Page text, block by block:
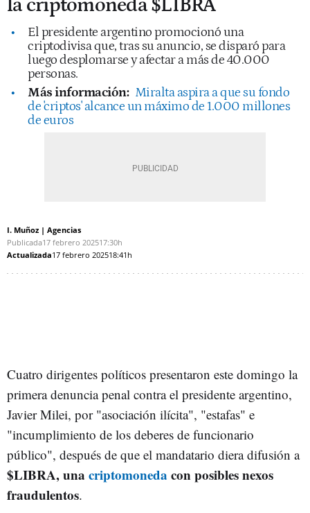
la criptomoneda $LIBRA
El presidente argentino promocionó una
criptodivisa que, tras su anuncio, se disparó para
luego desplomarse y afectar a más de 40.000
personas.
Más información: Miralta aspira a que su fondo
de 'criptos' alcance un máximo de 1.000 millones
de euros
I. Muñoz | Agencias
Publicada17 febrero 202517:30h
Actualizada17 febrero 202518:41h
Cuatro dirigentes políticos presentaron este domingo la
primera denuncia penal contra el presidente argentino,
Javier Milei, por "asociación ilícita", "estafas" e
"incumplimiento de los deberes de funcionario
público", después de que el mandatario diera difusión a
$LIBRA, una criptomoneda con posibles nexos
fraudulentos.